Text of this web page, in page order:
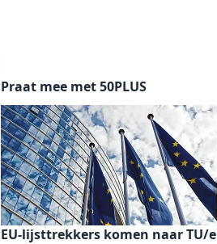
Praat mee met 50PLUS
EU-lijsttrekkers komen naar TU/e